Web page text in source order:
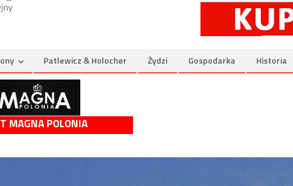
Patlewicz & Holocher Żydzi Gospodarka Historia
MAGNA POLONIA